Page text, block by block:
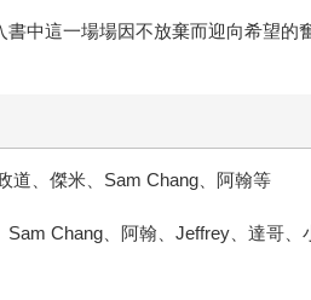
書中這一場場因不放棄而迎向希望的
道、傑米、Sam Chang、阿翰等
Sam Chang、阿翰、Jeffrey、達哥